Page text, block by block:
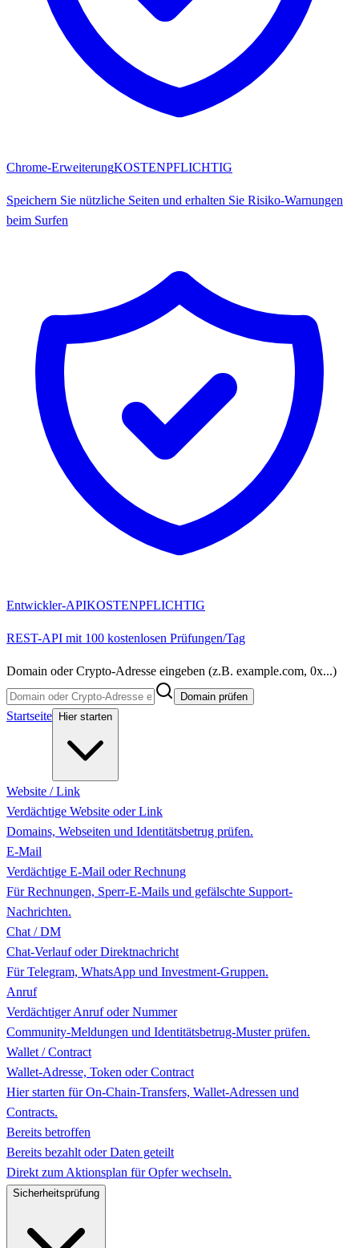
Chrome-ErweiterungKOSTENPFLICHTIG
Speichern Sie nützliche Seiten und erhalten Sie Risiko-Warnungen
beim Surfen
Entwickler-APIKOSTENPFLICHTIG
REST-API mit 100 kostenlosen Prüfungen/Tag
Domain oder Crypto-Adresse eingeben (z.B. example.com, 0x...)
Domain prüfen
Startseite Hier starten
Website / Link
Verdächtige Website oder Link
Domains, Webseiten und Identitätsbetrug prüfen.
E-Mail
Verdächtige E-Mail oder Rechnung
Für Rechnungen, Sperr-E-Mails und gefälschte Support-
Nachrichten.
Chat / DM
Chat-Verlauf oder Direktnachricht
Für Telegram, WhatsApp und Investment-Gruppen.
Anruf
Verdächtiger Anruf oder Nummer
Community-Meldungen und Identitätsbetrug-Muster prüfen.
Wallet / Contract
Wallet-Adresse, Token oder Contract
Hier starten für On-Chain-Transfers, Wallet-Adressen und
Contracts.
Bereits betroffen
Bereits bezahlt oder Daten geteilt
Direkt zum Aktionsplan für Opfer wechseln.
Sicherheitsprüfung